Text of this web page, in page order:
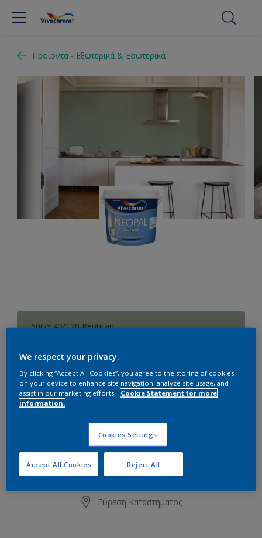
Προϊόντα - Εξωτερικά & Εσωτερικά
50GY 43/120 Reptilian
Συσκευασία
1L 3L 10L
Υπολογισμός χρώματος
Υπολογισμός
Εύρεση Καταστήματος
We respect your privacy.
By clicking “Accept All Cookies”, you agree to the storing of cookies
on your device to enhance site navigation, analyze site usage, and
assist in our marketing efforts.
Cookie Statement for more
information.
Cookies Settings
Reject All
Accept All Cookies